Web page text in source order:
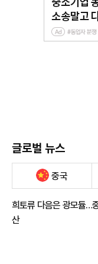
글로벌 뉴스
중국
희토류 다음은 광모듈…
산